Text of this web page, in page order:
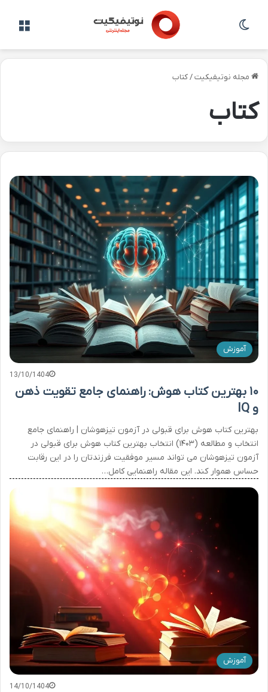
مجله نوتیفیکیت/کتاب
کتاب
آموزش
13/10/1404
۱۰ بهترین کتاب هوش: راهنمای جامع تقویت ذهن
و IQ
بهترین کتاب هوش برای قبولی در آزمون تیزهوشان | راهنمای جامع
انتخاب و مطالعه (۱۴۰۳) انتخاب بهترین کتاب هوش برای قبولی در
آزمون تیزهوشان می تواند مسیر موفقیت فرزندتان را در این رقابت
حساس هموار کند. این مقاله راهنمایی کامل…
آموزش
14/10/1404